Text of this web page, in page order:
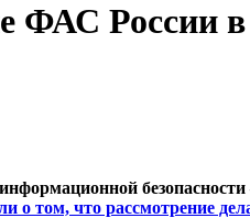
ФАС России
о том, что рассмотрение